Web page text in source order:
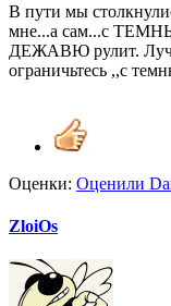
В пути мы
мне...а сам...с
ДЕЖАВЮ рулит.
ограничьтесь ,,с
Оценки: Оценили
ZloiOs